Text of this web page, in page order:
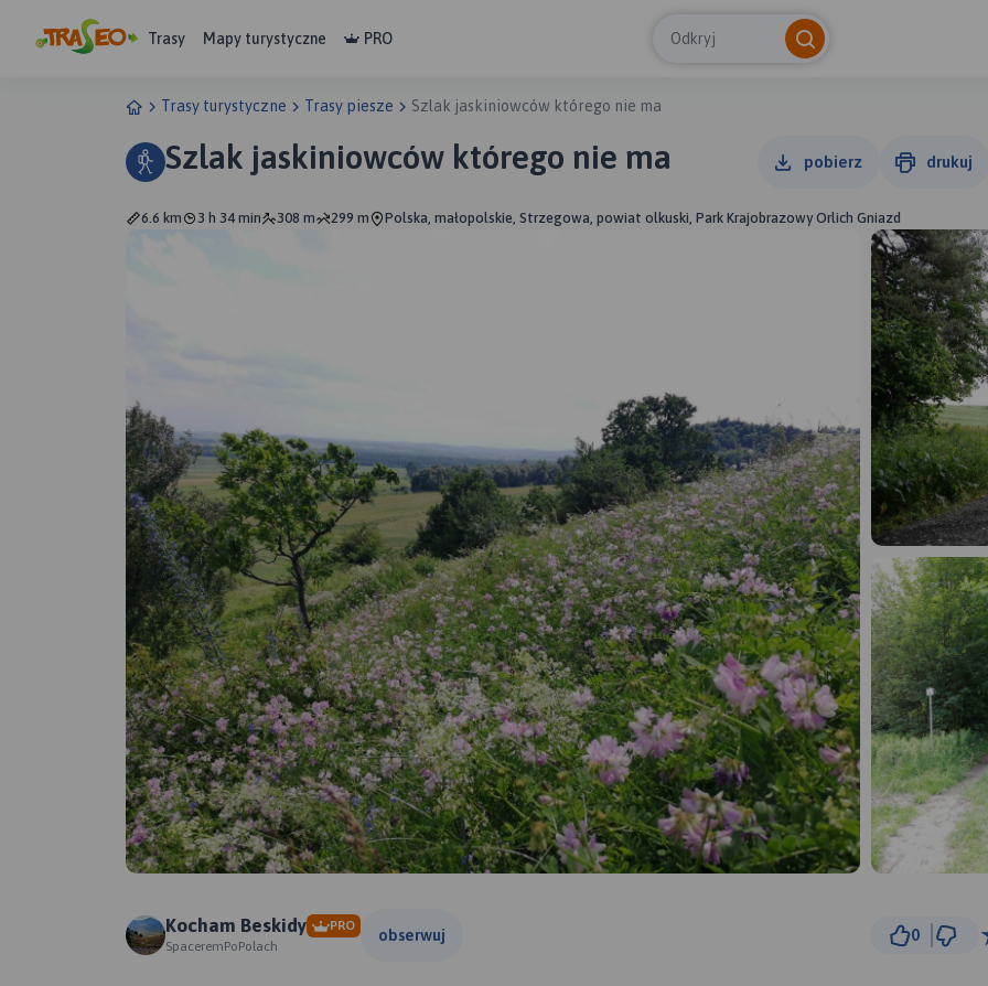
Trasy Mapy turystyczne PRO Odkryj
Trasy turystyczne Trasy piesze Szlak jaskiniowców którego nie ma
Szlak jaskiniowców którego nie ma pobierz drukuj
6.6 km 3 h 34 min 308 m 299 m Polska, małopolskie, Strzegowa, powiat olkuski, Park Krajobrazowy Orlich Gniazd
Kocham Beskidy
PRO
SpaceremPoPolach
obserwuj 0